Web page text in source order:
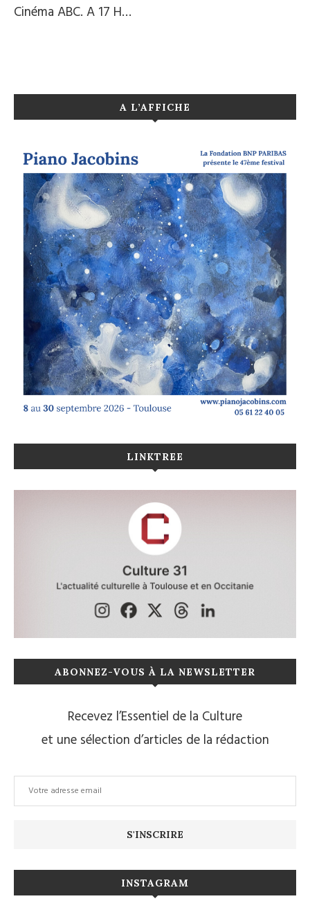
Cinéma ABC. A 17 H…
A L’AFFICHE
LINKTREE
ABONNEZ-VOUS À LA NEWSLETTER
Recevez l’Essentiel de la Culture
et une sélection d’articles de la rédaction
INSTAGRAM